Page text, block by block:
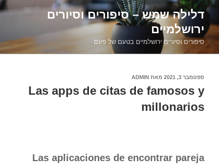
דילוג
לתוכןדלילה שמש – סיפורים וסיורים
ירושלמיים
סיפורים וסיורים ירושלמיים בטעם של פעם
פורסם
ספטמבר 3, 2021 מאת ADMIN
Las apps de citas de famosos y
millonarios
Las aplicaciones de encontrar pareja